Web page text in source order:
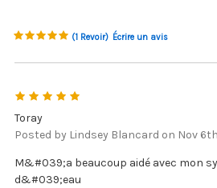
(1 Revoir) Écrire un avis
Toray
Posted by Lindsey Blancard on Nov
M&#039;a beaucoup aidé avec mon
d&#039;eau